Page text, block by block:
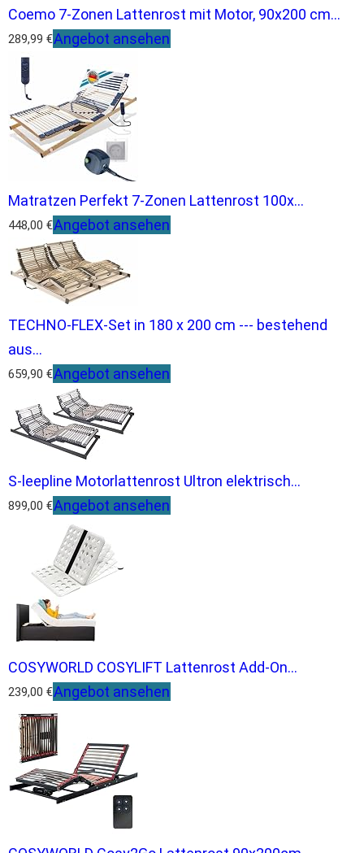
Coemo 7-Zonen Lattenrost mit Motor, 90x200 cm...
289,99 €Angebot ansehen
Matratzen Perfekt 7-Zonen Lattenrost 100x...
448,00 €Angebot ansehen
TECHNO-FLEX-Set in 180 x 200 cm --- bestehend
aus...
659,90 €Angebot ansehen
S-leepline Motorlattenrost Ultron elektrisch...
899,00 €Angebot ansehen
COSYWORLD COSYLIFT Lattenrost Add-On...
239,00 €Angebot ansehen